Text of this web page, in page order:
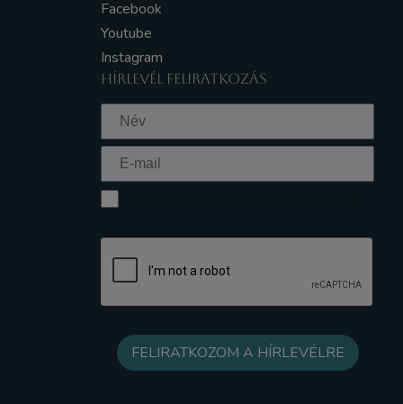
Facebook
Youtube
Instagram
HÍRLEVÉL FELIRATKOZÁS